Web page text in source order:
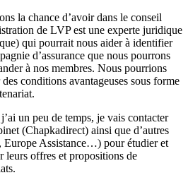
la chance d’avoir dans le conseil
de LVP est une experte juridique
qui pourrait nous aider à identifier
d’assurance que nous pourrons
à nos membres. Nous pourrions
conditions avantageuses sous forme
un peu de temps, je vais contacter
(Chapkadirect) ainsi que d’autres
Assistance…) pour étudier et
leurs offres et propositions de